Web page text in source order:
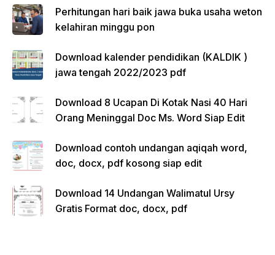
Perhitungan hari baik jawa buka usaha weton
kelahiran minggu pon
Download kalender pendidikan (KALDIK )
jawa tengah 2022/2023 pdf
Download 8 Ucapan Di Kotak Nasi 40 Hari
Orang Meninggal Doc Ms. Word Siap Edit
Download contoh undangan aqiqah word,
doc, docx, pdf kosong siap edit
Download 14 Undangan Walimatul Ursy
Gratis Format doc, docx, pdf